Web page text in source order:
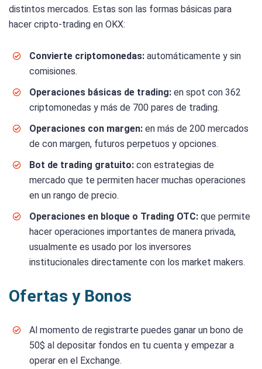
distintos mercados. Estas son las formas básicas para
hacer cripto-trading en OKX:
Convierte criptomonedas: automáticamente y sin
comisiones.
Operaciones básicas de trading: en spot con 362
criptomonedas y más de 700 pares de trading.
Operaciones con margen: en más de 200 mercados
de con margen, futuros perpetuos y opciones.
Bot de trading gratuito: con estrategias de
mercado que te permiten hacer muchas operaciones
en un rango de precio.
Operaciones en bloque o Trading OTC: que permite
hacer operaciones importantes de manera privada,
usualmente es usado por los inversores
institucionales directamente con los market makers.
Ofertas y Bonos
Al momento de registrarte puedes ganar un bono de
50$ al depositar fondos en tu cuenta y empezar a
operar en el Exchange.